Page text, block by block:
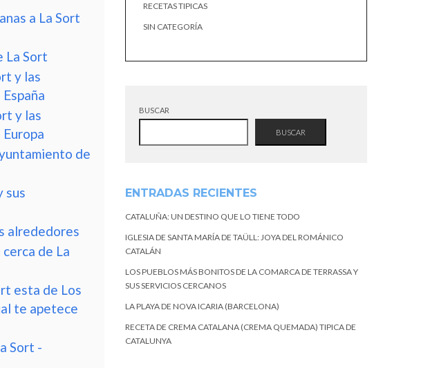
a La Sort
La Sort
y las
y las
de
sus
alrededores
de La
esta de Los
te apetece
Sort -
RECETAS TIPICAS
SIN CATEGORÍA
BUSCAR
BUSCAR
ENTRADAS RECIENTES
CATALUÑA: UN DESTINO QUE LO TIENE TODO
IGLESIA DE SANTA MARÍA DE TAÜLL: JOYA DEL ROMÁNICO
CATALÁN
LOS PUEBLOS MÁS BONITOS DE LA COMARCA DE TERRASSA Y
SUS SERVICIOS CERCANOS
LA PLAYA DE NOVA ICARIA (BARCELONA)
RECETA DE CREMA CATALANA (CREMA QUEMADA) TIPICA DE
CATALUNYA